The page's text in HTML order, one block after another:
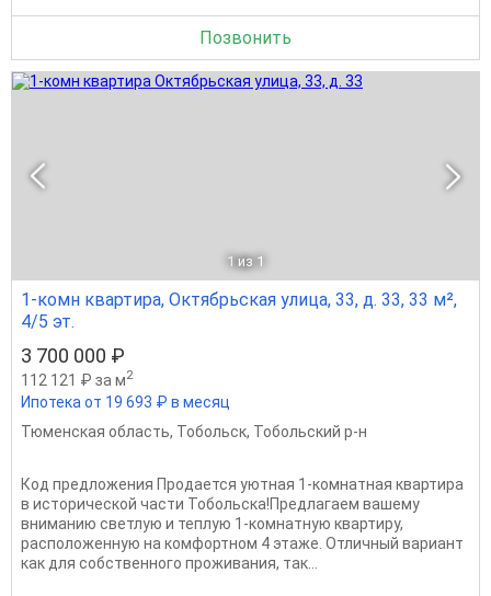
Позвонить
1 из 1
1-комн квартира, Октябрьская улица, 33, д. 33, 33 м²,
4/5 эт.
3 700 000 ₽
112 121 ₽ за м2
Ипотека от 19 693 ₽ в месяц
Тюменская область, Тобольск, Тобольский р-н
Код предложения Продается уютная 1-комнатная квартира
в исторической части Тобольска!Предлагаем вашему
вниманию светлую и теплую 1-комнатную квартиру,
расположенную на комфортном 4 этаже. Отличный вариант
как для собственного проживания, так...